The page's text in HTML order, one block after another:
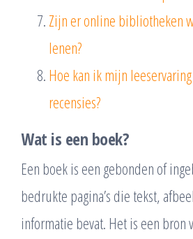
Zijn er online bibliotheken
lenen?
Hoe kan ik mijn
recensies?
Wat is een boek?
Een boek is een gebonden of
bedrukte pagina’s die tekst,
informatie bevat. Het is een bron